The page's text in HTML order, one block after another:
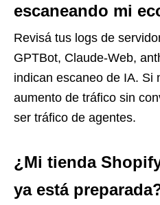
escaneando mi
Revisá tus logs de
GPTBot, Claude-Web,
indican escaneo de IA. Si
aumento de tráfico sin
ser tráfico de agentes.
¿Mi tienda
ya está